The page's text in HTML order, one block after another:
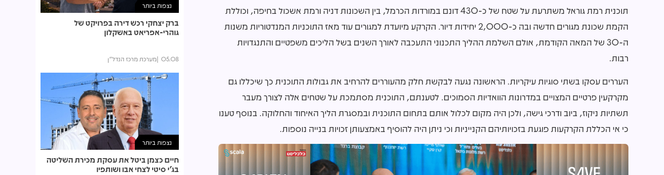
תוכנית רמת גוראל משתרעת על שטח של כ-430 דונם במורדות הכרמל, בין השכונות דניה ורמת אשכול בחיפה, וכוללת
הקמת שכונת מגורים חדשה ובה כ-2,000 יחידות דיור. הקרקע מיועדת למגורים עוד מאז התוכניות המנדטוריות משנות
ה-30 של המאה הקודמת, אולם השלמת ההליך התכנוני התעכבה לאורך השנים בשל הליכים משפטיים והתנגדויות
רבות.
העררים עסקו בשתי סוגיות עיקריות. הראשונה נגעה לבקשת חלק מהעוררים להרחיב את גבולות התוכנית כך שיכללו גם
מקרקעין פרטיים המצויים במדרונות הוואדיות הסמוכים. לטענתם, התוכנית מסתמכת על שטחים אלה לצורך מעבר
תשתיות ניקוז, ביוב ודרכי גישה, ולכן היה מקום לכלול אותם בתחום התוכנית ובמסגרת הליך האיחוד והחלוקה. בנוסף טענו
כי אי הכללת הקרקעות פוגעת בזכויותיהם הקנייניות וכי ניתן היה להוסיף באמצעותן זכויות בנייה נוספות.
נצפות ביותר
ברק יצחקי רכש דירה בפרויקט של
גוהרי-אפריאט באשקלון
05.08 מערכת מרכז הנדל"ן
נצפות ביותר
חיים כצמן ביטל את עסקת מכירת השליטה
בג'י סיטי לצחי אבו ושותפיו